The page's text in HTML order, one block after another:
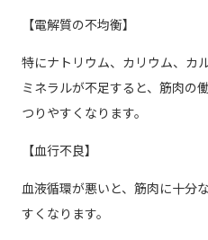
【電解質の不均衡】
特にナトリウム、カリウム、カ
ミネラルが不足すると、筋肉の
つりやすくなります。
【血行不良】
血液循環が悪いと、筋肉に十分
すくなります。